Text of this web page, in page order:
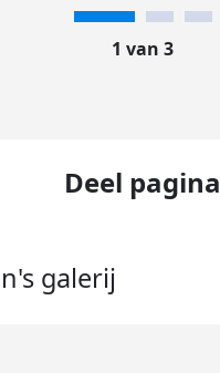
1 van 3
Deel pagina
galerij